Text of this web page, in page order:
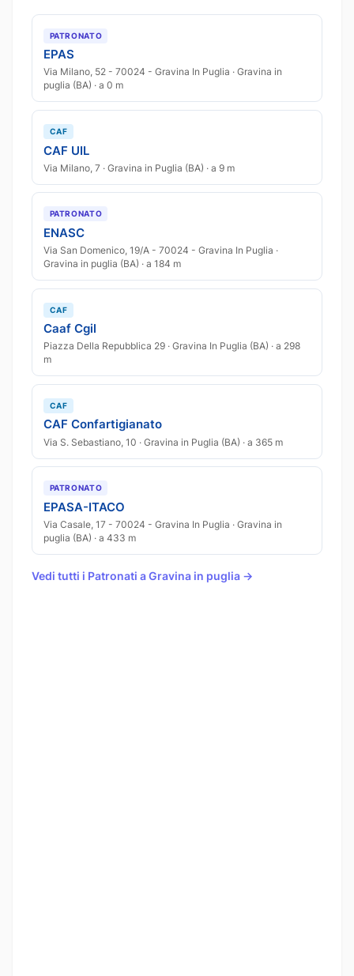
PATRONATO
EPAS
Via Milano, 52 - 70024 - Gravina In Puglia · Gravina in
puglia (BA) · a 0 m
CAF
CAF UIL
Via Milano, 7 · Gravina in Puglia (BA) · a 9 m
PATRONATO
ENASC
Via San Domenico, 19/A - 70024 - Gravina In Puglia ·
Gravina in puglia (BA) · a 184 m
CAF
Caaf Cgil
Piazza Della Repubblica 29 · Gravina In Puglia (BA) · a 298
m
CAF
CAF Confartigianato
Via S. Sebastiano, 10 · Gravina in Puglia (BA) · a 365 m
PATRONATO
EPASA-ITACO
Via Casale, 17 - 70024 - Gravina In Puglia · Gravina in
puglia (BA) · a 433 m
Vedi tutti i Patronati a Gravina in puglia →